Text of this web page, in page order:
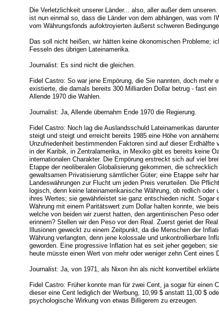
Die Verletzlichkeit unserer Länder... also, aller außer dem
ist nun einmal so, dass die Länder von dem abhängen, was vom
vom Währungsfonds aufoktroyierten äußerst schweren
Das soll nicht heißen, wir hätten keine ökonomischen Probleme;
Fesseln des übrigen Lateinamerika.
Journalist: Es sind nicht die gleichen.
Fidel Castro: So war jene Empörung, die Sie nannten, doch mehr
existierte, die damals bereits 300 Milliarden Dollar betrug - fast
Allende 1970 die Wahlen.
Journalist: Ja, Allende übernahm Ende 1970 die Regierung.
Fidel Castro: Noch lag die Auslandsschuld Lateinamerikas
steigt und steigt und erreicht bereits 1985 eine Höhe von
Unzufriedenheit bestimmenden Faktoren sind auf dieser
in der Karibik, in Zentralamerika, in Mexiko gibt es bereits keine
internationalen Charakter. Die Empörung erstreckt sich auf viel
Etappe der neoliberalen Globalisierung gekommen, die
gewaltsamen Privatisierung sämtlicher Güter; eine Etappe sehr
Landeswährungen zur Flucht um jeden Preis verurteilen. Die
logisch, denn keine lateinamerikanische Währung, ob redlich
ihres Wertes; sie gewährleistet sie ganz entschieden nicht. Sogar
Währung mit einem Paritätswert zum Dollar halten konnte, wie
welche von beiden wir zuerst hatten, den argentinischen Peso
erinnern? Stellen wir den Peso vor den Real. Zuerst geriet der
Illusionen geweckt zu einem Zeitpunkt, da die Menschen der
Währung verlangten, denn jene kolossale und unkontrollierbare
geworden. Eine progressive Inflation hat es seit jeher gegeben;
heute müsste einen Wert von mehr oder weniger zehn Cent eines
Journalist: Ja, von 1971, als Nixon ihn als nicht konvertibel
Fidel Castro: Früher konnte man für zwei Cent, ja sogar für einen
dieser eine Cent lediglich der Werbung, 10,99 $ anstatt 11,00 $
psychologische Wirkung von etwas Billigerem zu erzeugen.